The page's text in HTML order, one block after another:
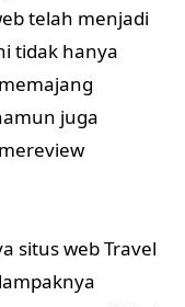
telah menjadi
tidak hanya
juga
situs web Travel